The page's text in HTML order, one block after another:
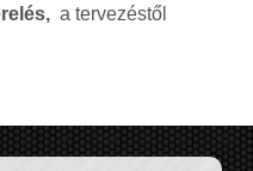
a tervezéstől